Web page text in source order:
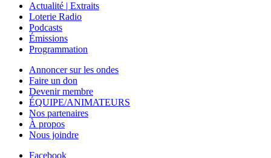
Actualité | Extraits
Loterie Radio
Podcasts
Émissions
Programmation
Annoncer sur les ondes
Faire un don
Devenir membre
ÉQUIPE/ANIMATEURS
Nos partenaires
À propos
Nous joindre
Facebook